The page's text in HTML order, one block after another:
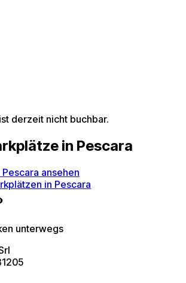
derzeit nicht buchbar.
in Pescara
ansehen
in Pescara
unterwegs